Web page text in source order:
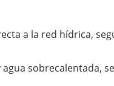
a la red hídrica,
sobrecalentada,